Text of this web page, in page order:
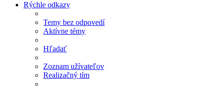
Rýchle odkazy
Temy bez odpovedí
Aktívne témy
Hľadať
Zoznam užívateľov
Realizačný tím